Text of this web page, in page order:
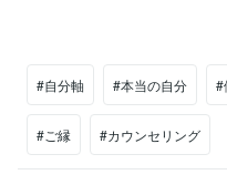
#自分軸 #本当の自分 #
#ご縁 #カウンセリング